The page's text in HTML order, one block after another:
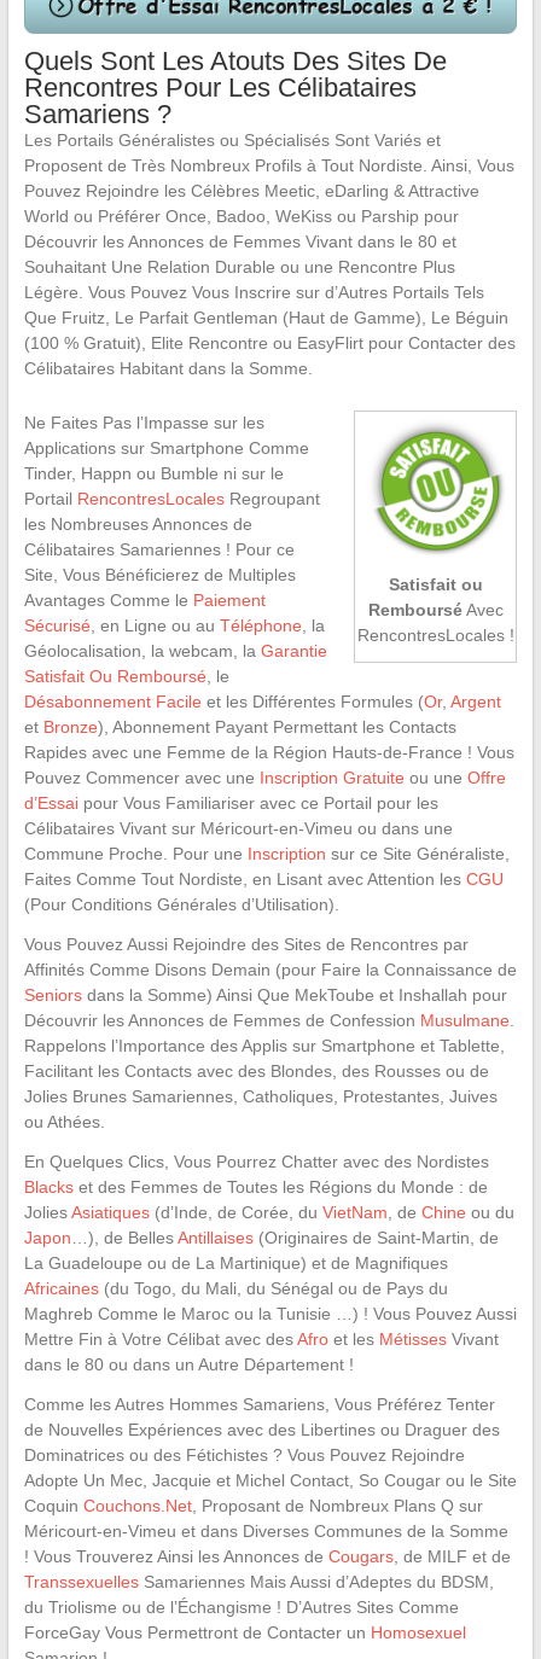
Quels Sont Les Atouts Des Sites De
Rencontres Pour Les Célibataires
Samariens ?
Les Portails Généralistes ou Spécialisés Sont Variés et
Proposent de Très Nombreux Profils à Tout Nordiste. Ainsi, Vous
Pouvez Rejoindre les Célèbres Meetic, eDarling & Attractive
World ou Préférer Once, Badoo, WeKiss ou Parship pour
Découvrir les Annonces de Femmes Vivant dans le 80 et
Souhaitant Une Relation Durable ou une Rencontre Plus
Légère. Vous Pouvez Vous Inscrire sur d’Autres Portails Tels
Que Fruitz, Le Parfait Gentleman (Haut de Gamme), Le Béguin
(100 % Gratuit), Elite Rencontre ou EasyFlirt pour Contacter des
Célibataires Habitant dans la Somme.
Satisfait ou
RembourséAvec
RencontresLocales !
Ne Faites Pas l’Impasse sur les
Applications sur Smartphone Comme
Tinder, Happn ou Bumble ni sur le
Portail RencontresLocalesRegroupant
les Nombreuses Annonces de
Célibataires Samariennes ! Pour ce
Site, Vous Bénéficierez de Multiples
Avantages Comme le Paiement
Sécurisé , en Ligne ou au Téléphone , la
Géolocalisation, la webcam, la Garantie
Satisfait Ou Remboursé , le
Désabonnement Facile et les Différentes Formules (Or, Argent
et Bronze), Abonnement Payant Permettant les Contacts
Rapides avec une Femme de la Région Hauts-de-France ! Vous
Pouvez Commencer avec une Inscription Gratuite ou une Offre
d’Essaipour Vous Familiariser avec ce Portail pour les
Célibataires Vivant sur Méricourt-en-Vimeu ou dans une
Commune Proche. Pour une Inscription sur ce Site Généraliste,
Faites Comme Tout Nordiste, en Lisant avec Attention les CGU
(Pour Conditions Générales d’Utilisation).
Vous Pouvez Aussi Rejoindre des Sites de Rencontres par
Affinités Comme Disons Demain (pour Faire la Connaissance de
Seniorsdans la Somme) Ainsi Que MekToube et Inshallah pour
Découvrir les Annonces de Femmes de Confession Musulmane
Rappelons l’Importance des Applis sur Smartphone et Tablette,
Facilitant les Contacts avec des Blondes, des Rousses ou de
Jolies Brunes Samariennes, Catholiques, Protestantes, Juives
ou Athées.
En Quelques Clics, Vous Pourrez Chatter avec des Nordistes
Blackset des Femmes de Toutes les Régions du Monde : de
JoliesAsiatiques(d’Inde, de Corée, du VietNam , de Chine ou du
Japon …), de BellesAntillaises(Originaires de Saint-Martin, de
La Guadeloupe ou de La Martinique) et de Magnifiques
Africaines(du Togo, du Mali, du Sénégal ou de Pays du
Maghreb Comme le Maroc ou la Tunisie …) ! Vous Pouvez Aussi
Mettre Fin à Votre Célibat avec desAfroet les MétissesVivant
dans le 80 ou dans un Autre Département !
Comme les Autres Hommes Samariens, Vous Préférez Tenter
de Nouvelles Expériences avec des Libertines ou Draguer des
Dominatrices ou des Fétichistes ? Vous Pouvez Rejoindre
Adopte Un Mec, Jacquie et Michel Contact, So Cougar ou le Site
Coquin Couchons.Net, Proposant de Nombreux Plans Q sur
Méricourt-en-Vimeu et dans Diverses Communes de la Somme
! Vous Trouverez Ainsi les Annonces de Cougars, de MILF et de
TranssexuellesSamariennes Mais Aussi d’Adeptes du BDSM,
du Triolisme ou de l’Échangisme ! D’Autres Sites Comme
ForceGay Vous Permettront de Contacter un Homosexuel